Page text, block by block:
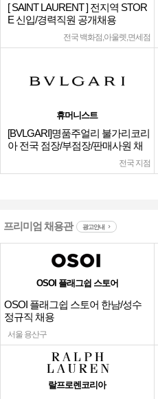
[ SAINT LAURENT ] 전지역 STOR
E 신입/경력직원 공개채용
전국 백화점,아울렛,면세점
휴머니스트
[BVLGARI]명품주얼리 불가리코리
아 전국 점장/부점장/판매사원 채
전국 지점
프리미엄 채용관 광고안내
OSOI 플래그쉽 스토어
OSOI 플래그쉽 스토어 한남/성수
정규직 채용
서울 용산구
랄프로렌코리아